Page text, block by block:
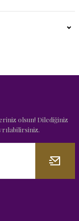
olsun! Dilediğiniz